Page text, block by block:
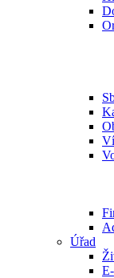
Úřad